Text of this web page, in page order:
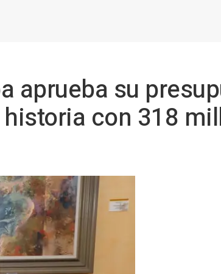
aprueba su
con 318